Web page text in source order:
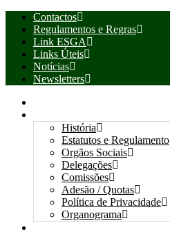
Contactos
Regulamentos e Regras
Link ESGA
Links Úteis
Notícias
Newsletters
História
Estatutos e Regulamento
Orgãos Sociais
Delegações
Comissões
Adesão / Quotas
Política de Privacidade
Organograma